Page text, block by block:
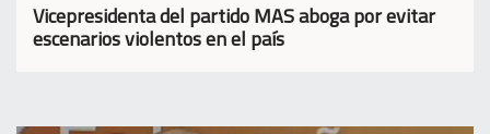
Vicepresidenta del partido MAS aboga por evitar
escenarios violentos en el país